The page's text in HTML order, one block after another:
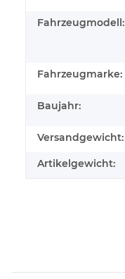
Fahrzeugmodell:
Fahrzeugmarke:
Baujahr:
Versandgewicht:
Artikelgewicht: